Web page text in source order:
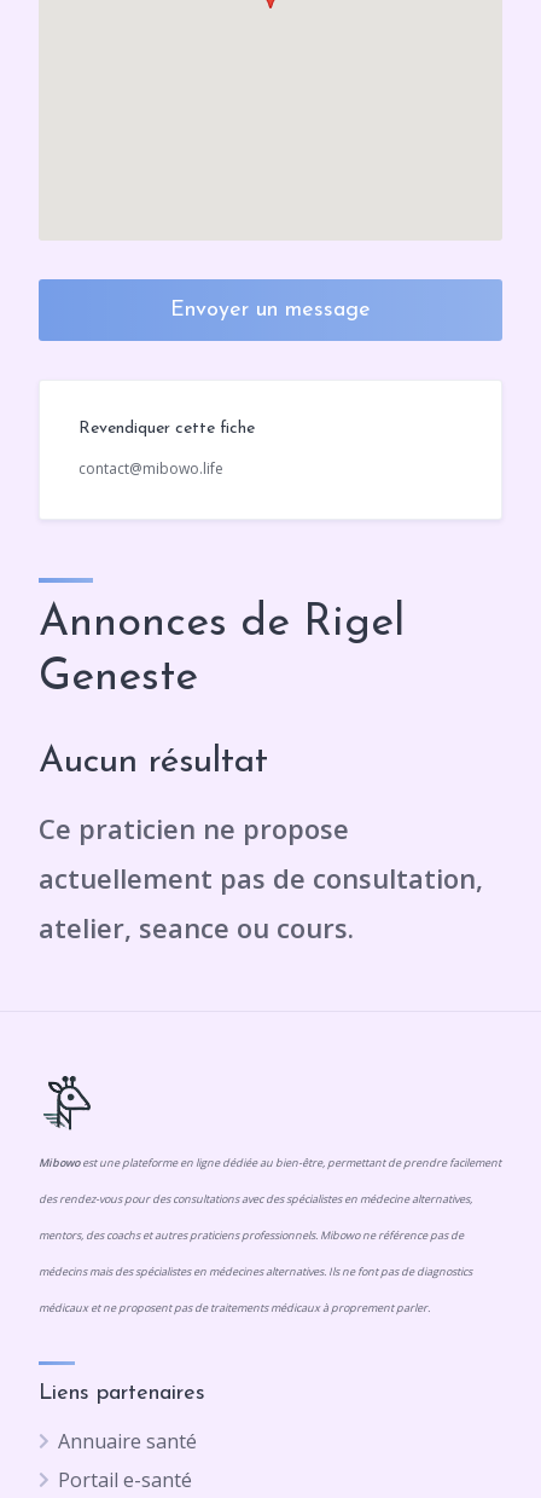
Envoyer un message
Revendiquer cette fiche
contact@mibowo.life
Annonces de Rigel
Geneste
Aucun résultat
Mibowoest une plateforme en ligne dédiée au bien-être, permettant de prendre facilement
des rendez-vous pour des consultations avec des spécialistes en médecine alternatives,
mentors, des coachs et autres praticiens professionnels. Mibowo ne référence pas de
médecins mais des spécialistes en médecines alternatives. Ils ne font pas de diagnostics
médicaux et ne proposent pas de traitements médicaux à proprement parler.
Liens partenaires
Annuaire santé
Portail e-santé